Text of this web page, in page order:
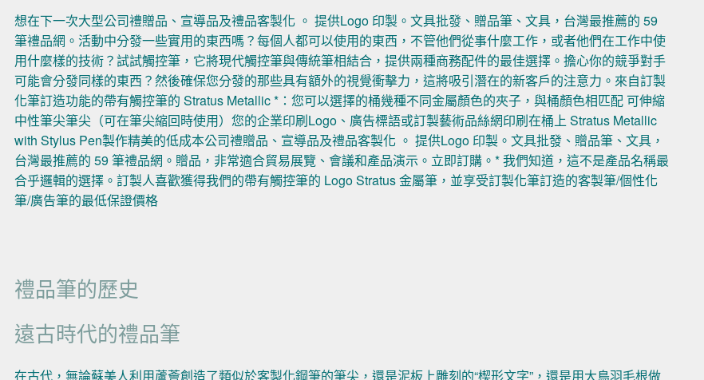
想在下一次大型公司禮贈品、宣導品及禮品客製化 。 提供Logo 印製。文具批發、贈品筆、文具，台灣最推薦的 59
筆禮品網。活動中分發一些實用的東西嗎？每個人都可以使用的東西，不管他們從事什麼工作，或者他們在工作中使
用什麼樣的技術？試試觸控筆，它將現代觸控筆與傳統筆相結合，提供兩種商務配件的最佳選擇。擔心你的競爭對手
可能會分發同樣的東西？然後確保您分發的那些具有額外的視覺衝擊力，這將吸引潛在的新客戶的注意力。來自訂製
化筆訂造功能的帶有觸控筆的 Stratus Metallic *：您可以選擇的桶幾種不同金屬顏色的夾子，與桶顏色相匹配 可伸縮
中性筆尖筆尖（可在筆尖縮回時使用）您的企業印刷Logo、廣告標語或訂製藝術品絲網印刷在桶上 Stratus Metallic
with Stylus Pen製作精美的低成本公司禮贈品、宣導品及禮品客製化 。 提供Logo 印製。文具批發、贈品筆、文具，
台灣最推薦的 59 筆禮品網。贈品，非常適合貿易展覽、會議和產品演示。立即訂購。* 我們知道，這不是產品名稱最
合乎邏輯的選擇。訂製人喜歡獲得我們的帶有觸控筆的 Logo Stratus 金屬筆，並享受訂製化筆訂造的客製筆/個性化
筆/廣告筆的最低保證價格
禮品筆的歷史
遠古時代的禮品筆
在古代，無論蘇美人利用蘆薈創造了類似於客製化鋼筆的筆尖，還是泥板上雕刻的“楔形文字”，還是用大鳥羽毛根做